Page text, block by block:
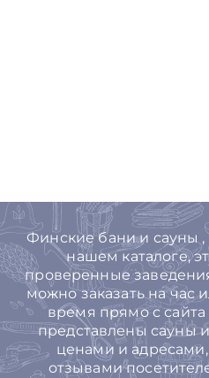
Финские бани и сауны ,
нашем каталоге,
проверенные
можно заказать на час
время прямо с
представлены сауны
ценами и
отзывами